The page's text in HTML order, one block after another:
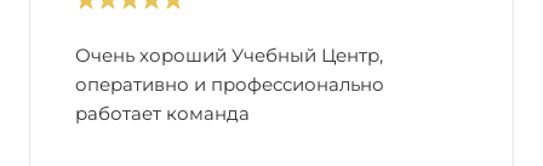
Очень хороший Учебный Центр,
оперативно и профессионально
работает команда